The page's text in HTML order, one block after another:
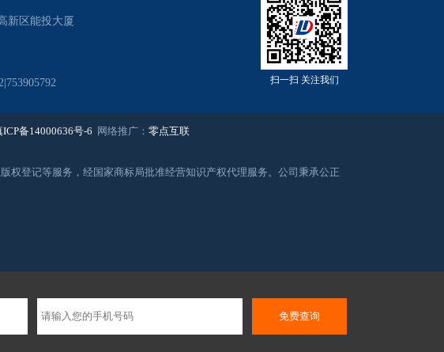
新区能投大厦
扫一扫 关注我们
ICP备14000636号-6 网络推广： 零点互联
权登记等服务，经国家商标局批准经营知识产权代理服务。公司秉承公正
免费查询